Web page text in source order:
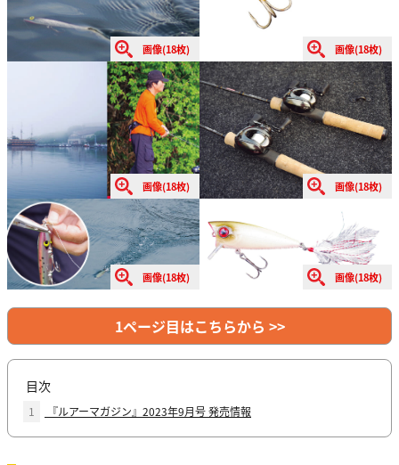
画像(18枚) 画像(18枚)
画像(18枚) 画像(18枚)
画像(18枚) 画像(18枚)
1ページ目はこちらから >>
目次
1 『ルアーマガジン』2023年9月号 発売情報